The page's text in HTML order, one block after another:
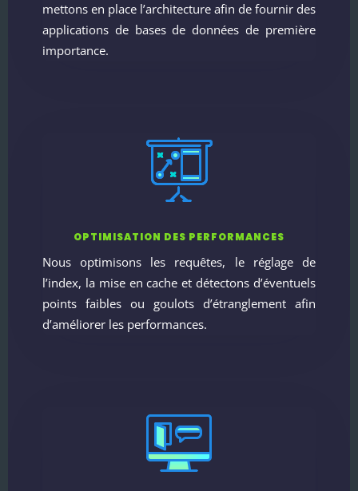
mettons en place l’architecture afin de fournir des
applications de bases de données de première
importance.
OPTIMISATION DES PERFORMANCES
Nous optimisons les requêtes, le réglage de
l’index, la mise en cache et détectons d’éventuels
points faibles ou goulots d’étranglement afin
d’améliorer les performances.